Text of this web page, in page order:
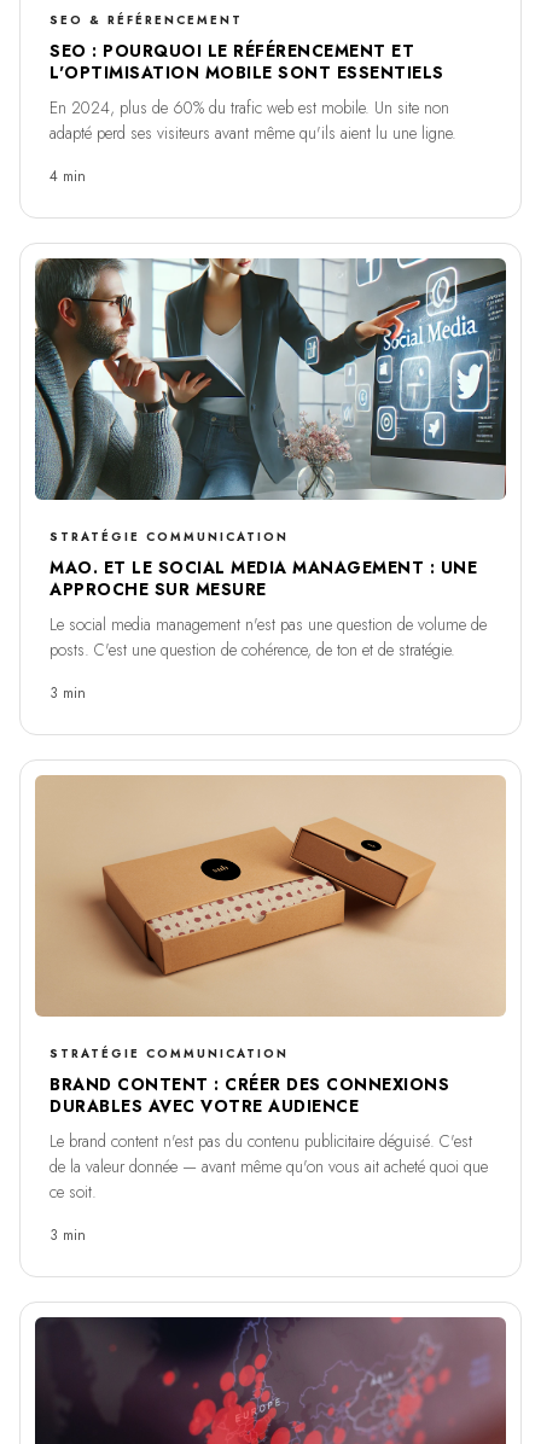
SEO & RÉFÉRENCEMENT
SEO : POURQUOI LE RÉFÉRENCEMENT ET
L'OPTIMISATION MOBILE SONT ESSENTIELS
En 2024, plus de 60% du trafic web est mobile. Un site non
adapté perd ses visiteurs avant même qu'ils aient lu une ligne.
4 min
STRATÉGIE COMMUNICATION
MAO. ET LE SOCIAL MEDIA MANAGEMENT : UNE
APPROCHE SUR MESURE
Le social media management n'est pas une question de volume de
posts. C'est une question de cohérence, de ton et de stratégie.
3 min
STRATÉGIE COMMUNICATION
BRAND CONTENT : CRÉER DES CONNEXIONS
DURABLES AVEC VOTRE AUDIENCE
Le brand content n'est pas du contenu publicitaire déguisé. C'est
de la valeur donnée — avant même qu'on vous ait acheté quoi que
ce soit.
3 min